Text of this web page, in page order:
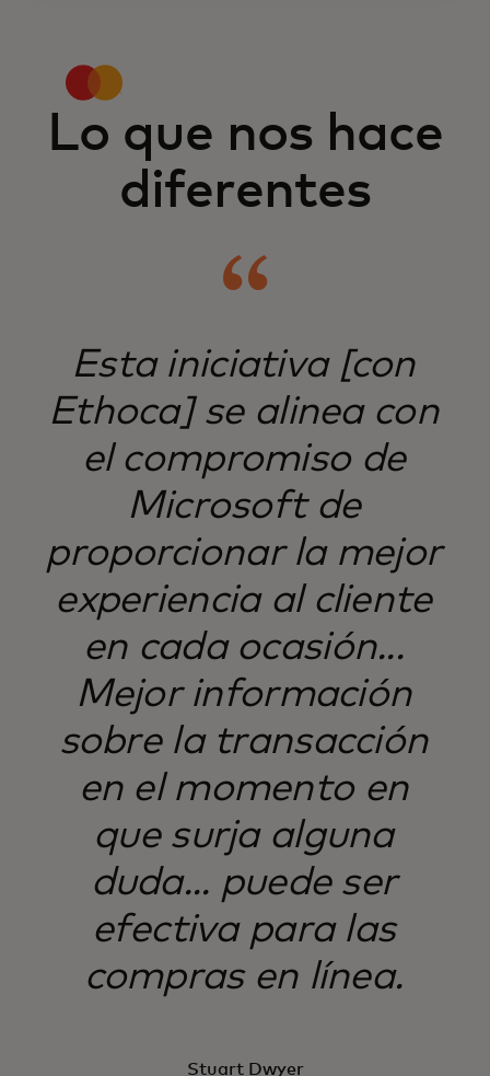
Lo que nos hace
diferentes
​Esta iniciativa [con
Ethoca] se alinea con
el compromiso de
Microsoft de
proporcionar la mejor
experiencia al cliente
en cada ocasión...
Mejor información
sobre la transacción
en el momento en
que surja alguna
duda... puede ser
efectiva para las
compras en línea.
Stuart Dwyer